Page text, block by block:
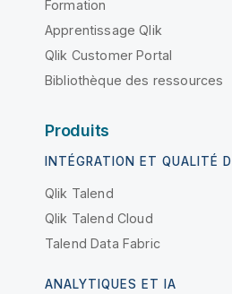
Formation
Apprentissage Qlik
Qlik Customer Portal
Bibliothèque des ressources
Produits
INTÉGRATION ET QUALITÉ
Qlik Talend
Qlik Talend Cloud
Talend Data Fabric
ANALYTIQUES ET IA